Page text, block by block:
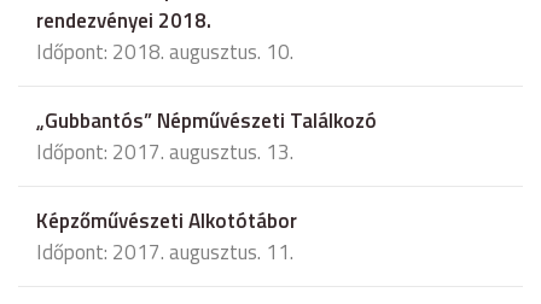
rendezvényei 2018.
Időpont: 2018. augusztus. 10.
„Gubbantós” Népművészeti Találkozó
Időpont: 2017. augusztus. 13.
Képzőművészeti Alkotótábor
Időpont: 2017. augusztus. 11.